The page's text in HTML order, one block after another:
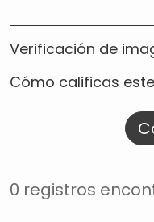
Verificación de
Cómo calificas
0 registros